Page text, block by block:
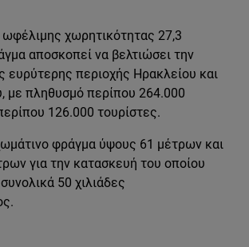
χωρητικότητας 27,3
αποσκοπεί να βελτιώσει την
ευρύτερης περιοχής Ηρακλείου και
με πληθυσμό περίπου 264.000
126.000 τουρίστες.
φράγμα ύψους 61 μέτρων και
για την κατασκευή του οποίου
50 χιλιάδες